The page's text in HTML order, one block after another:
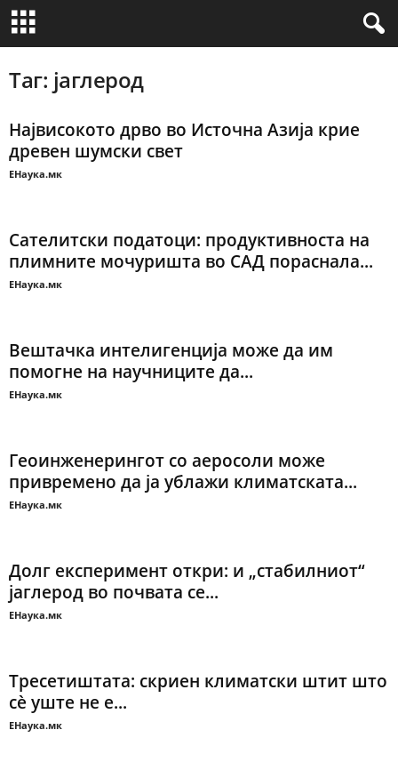
Таг: јаглерод
Највисокото дрво во Источна Азија крие
древен шумски свет
ЕНаука.мк
Сателитски податоци: продуктивноста на
плимните мочуришта во САД пораснала...
ЕНаука.мк
Вештачка интелигенција може да им
помогне на научниците да...
ЕНаука.мк
Геоинженерингот со аеросоли може
привремено да ја ублажи климатската...
ЕНаука.мк
Долг експеримент откри: и „стабилниот“
јаглерод во почвата се...
ЕНаука.мк
Тресетиштата: скриен климатски штит што
сè уште не е...
ЕНаука.мк